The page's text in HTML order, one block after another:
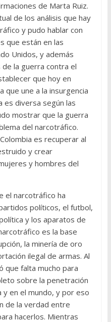
de Marta Ruiz.
de los análisis que hay
y pudo hablar con
que están en las
Unidos, y además
la guerra contra el
que hoy en
que une a la insurgencia
es diversa según las
mostrar que la guerra
del narcotráfico.
es recuperar al
y crear
y hombres del
el narcotráfico ha
políticos, el futbol,
y los aparatos de
es la base
la minería de oro
ilegal de armas. Al
que falta mucho para
sobre la penetración
y en el mundo, y por eso
de la verdad entre
hacerlos. Mientras